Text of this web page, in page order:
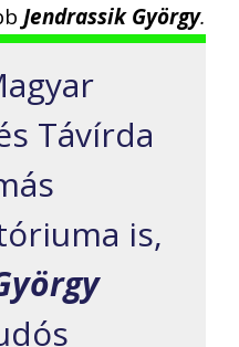
Jendrassik György.
Távírda
is,